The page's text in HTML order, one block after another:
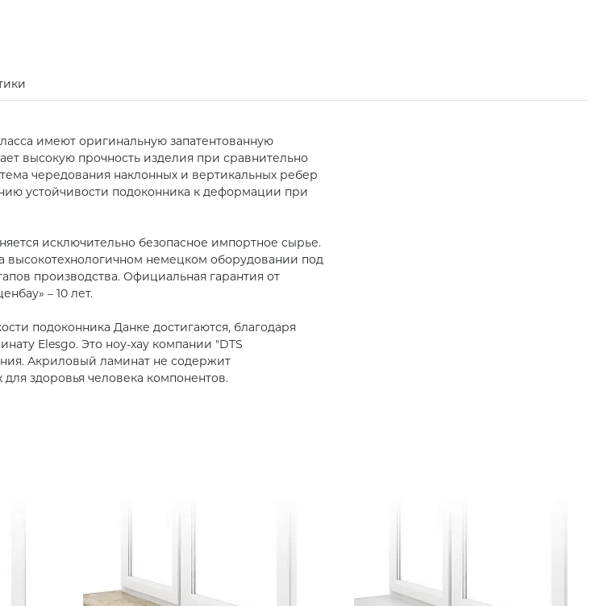
имеют оригинальную запатентованную
высокую прочность изделия при сравнительно
чередования наклонных и вертикальных ребер
устойчивости подоконника к деформации при
исключительно безопасное импортное сырье.
высокотехнологичном немецком оборудовании под
производства. Официальная гарантия от
– 10 лет.
подоконника Данке достигаются, благодаря
Elesgo. Это ноу-хау компании "DTS
Акриловый ламинат не содержит
здоровья человека компонентов.